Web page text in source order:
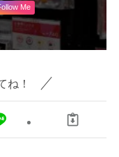
Me
ね！